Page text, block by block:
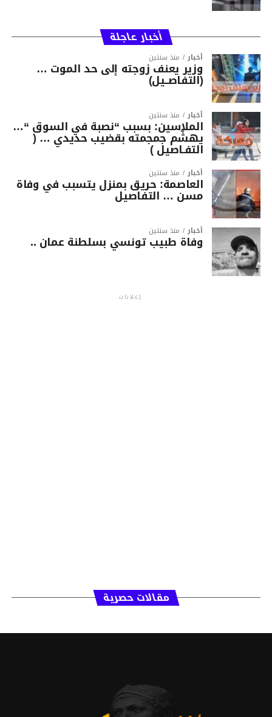
أخبار عاجلة
أخبار منذ سنتين
وزير يعنف زوجته إلى حد الموت …
(التفاصــيل)
أخبار منذ سنتين
الملاسين: بسبب “نصبة في السوق “…
يهشّم جمجمته بقضيب حديدي … (
التفـاصيل )
أخبار منذ سنتين
العاصمة: حريق بمنزل يتسبب في وفاة
مسن … التفاصيل
أخبار منذ سنتين
وفاة طبيب تونسي بسلطنة عمان ..
إعلانات
مقالات حصرية